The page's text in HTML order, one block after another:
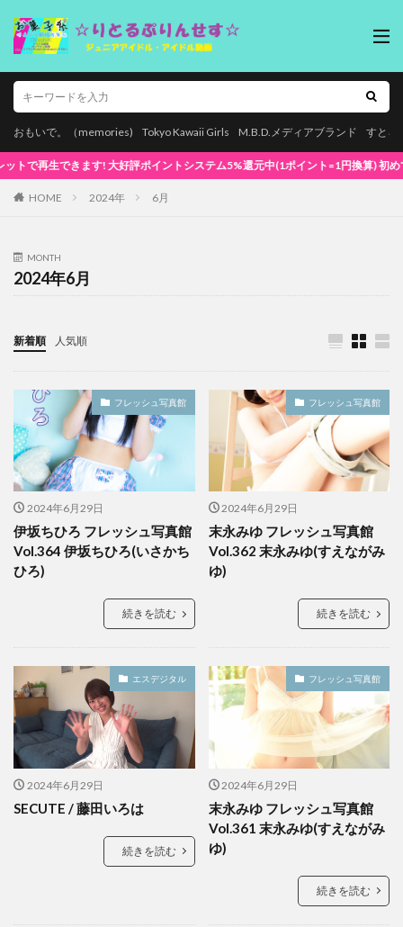
おもいで。（memories) Tokyo Kawaii Girls M.B.D.メディアブランド すとろ
イントシステム5%還元中(1ポイント=1円換算) 初めてでも安心な簡単視聴！
HOME 2024年 6月
MONTH
2024年6月
新着順 人気順
フレッシュ写真館
2024年6月29日
伊坂ちひろ フレッシュ写真館
Vol.364 伊坂ちひろ(いさかち
ひろ)
続きを読む
フレッシュ写真館
2024年6月29日
末永みゆ フレッシュ写真館
Vol.362 末永みゆ(すえながみ
ゆ)
続きを読む
エスデジタル
2024年6月29日
SECUTE / 藤田いろは
続きを読む
フレッシュ写真館
2024年6月29日
末永みゆ フレッシュ写真館
Vol.361 末永みゆ(すえながみ
ゆ)
続きを読む